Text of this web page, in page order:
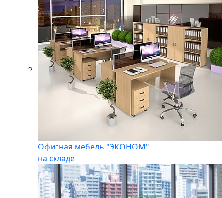
Офисная мебель "ЭКОНОМ"
на складе